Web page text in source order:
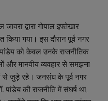
द्वारा गोपाल इफ्तेखार
किया गया। इस दौरान पूर्व नगर
पांडेय को केवल उनके राजनीतिक
और मानवीय व्यवहार से समझना
से जुड़े रहे। जनसंघ के पूर्व नगर
पांडेय की राजनीति में संघर्ष था,